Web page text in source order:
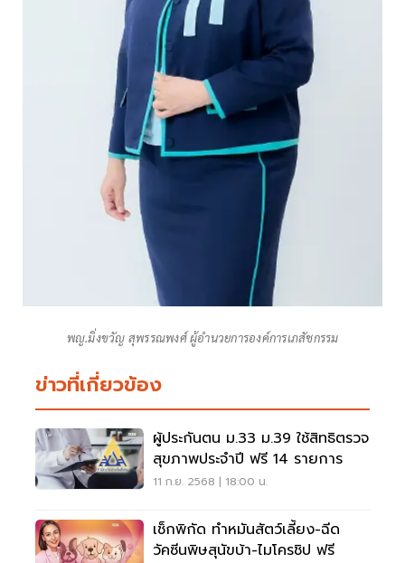
พญ.มิ่งขวัญ สุพรรณพงศ์ ผู้อำนวยการองค์การเภสัชกรรม
ข่าวที่เกี่ยวข้อง
ผู้ประกันตน ม.33 ม.39 ใช้สิทธิตรวจ
สุขภาพประจำปี ฟรี 14 รายการ
11 ก.ย. 2568 | 18:00 น.
เช็กพิกัด ทำหมันสัตว์เลี้ยง-ฉีด
วัคซีนพิษสุนัขบ้า-ไมโครชิป ฟรี